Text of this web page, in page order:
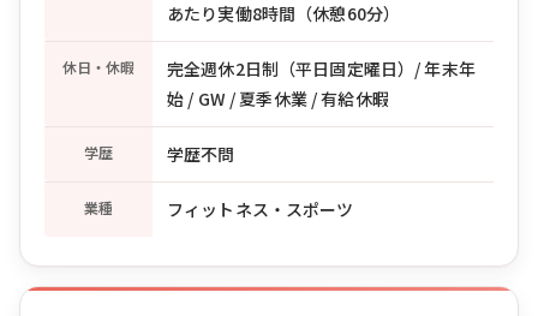
あたり実働8時間（休憩60分）
休日・休暇
完全週休2日制（平日固定曜日）/ 年末年
始 / GW / 夏季休業 / 有給休暇
学歴 学歴不問
業種 フィットネス・スポーツ